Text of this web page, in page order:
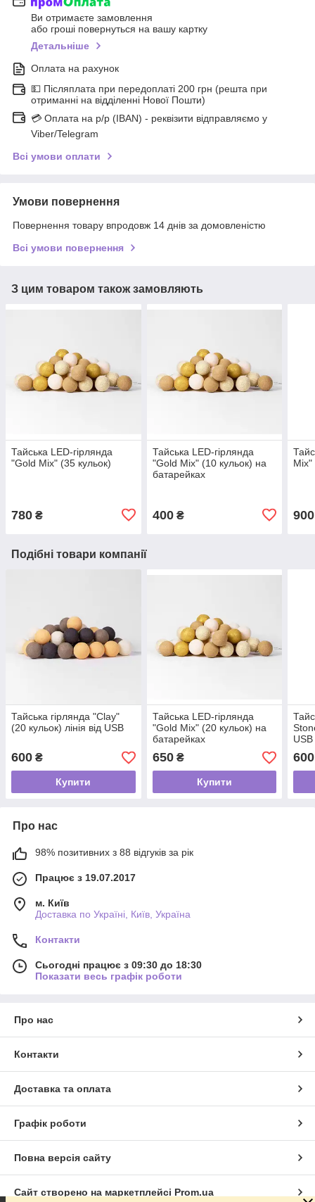
Ви отримаєте замовлення
або гроші повернуться на вашу картку
Детальніше
Оплата на рахунок
💵 Післяплата при передоплаті 200 грн (решта при
отриманні на відділенні Нової Пошти)
💳 Оплата на р/р (IBAN) - реквізити відправляємо у
Viber/Telegram
Всі умови оплати
Умови повернення
Повернення товару впродовж 14 днів за домовленістю
Всі умови повернення
З цим товаром також замовляють
Тайська LED-гірлянда
"Gold Mix" (35 кульок)
780 ₴
Тайська LED-гірлянда
"Gold Mix" (10 кульок) на
батарейках
400₴
Mix"
900
Подібні товари компанії
Тайська гірлянда "Clay"
(20 кульок) лінія від USB
600 ₴
Купити
Тайська LED-гірлянда
"Gold Mix" (20 кульок) на
батарейках
650₴
Купити
USB
600
Про нас
98% позитивних з 88 відгуків за рік
Працює з 19.07.2017
м. Київ
Доставка по Україні, Київ, Україна
Контакти
Сьогодні працює з 09:30 до 18:30
Показати весь графік роботи
Про нас
Контакти
Доставка та оплата
Графік роботи
Повна версія сайту
Сайт створено на маркетплейсі Prom.ua